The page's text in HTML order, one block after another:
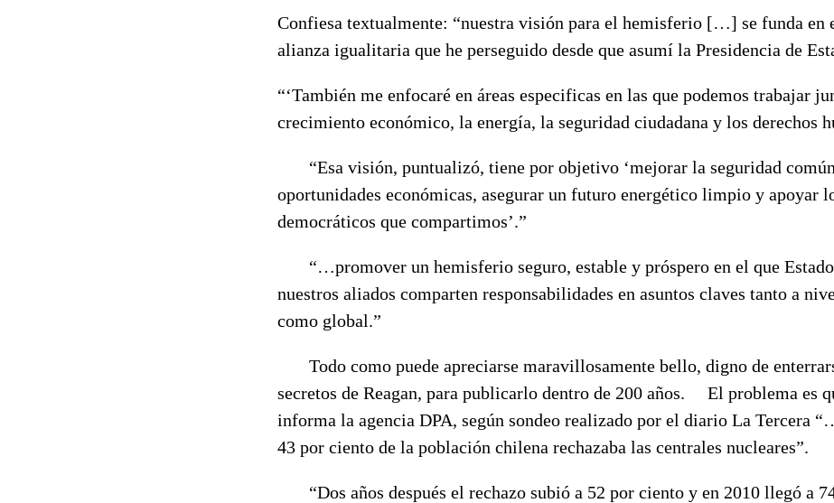
Confiesa textualmente: “nuestra visión para el hemisferio […] se funda en
alianza igualitaria que he perseguido desde que asumí la Presidencia de
“‘También me enfocaré en áreas especificas en las que podemos trabajar
crecimiento económico, la energía, la seguridad ciudadana y los derechos
“Esa visión, puntualizó, tiene por objetivo ‘mejorar la seguridad
oportunidades económicas, asegurar un futuro energético limpio y apoyar
democráticos que compartimos’.”
“…promover un hemisferio seguro, estable y próspero en el que
nuestros aliados comparten responsabilidades en asuntos claves tanto a
como global.”
Todo como puede apreciarse maravillosamente bello, digno de
secretos de Reagan, para publicarlo dentro de 200 años. El problema es
informa la agencia DPA, según sondeo realizado por el diario La Tercera
43 por ciento de la población chilena rechazaba las centrales nucleares”.
“Dos años después el rechazo subió a 52 por ciento y en 2010 llegó a